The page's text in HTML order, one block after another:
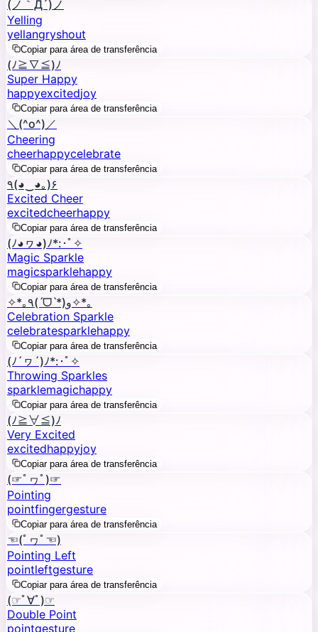
(ノ｀Д´)ノ
Yelling
yellangryshout
Copiar para área de transferência
(ﾉ≧∇≦)ﾉ
Super Happy
happyexcitedjoy
Copiar para área de transferência
＼(^o^)／
Cheering
cheerhappycelebrate
Copiar para área de transferência
٩(◕‿◕｡)۶
Excited Cheer
excitedcheerhappy
Copiar para área de transferência
(ﾉ◕ヮ◕)ﾉ*:･ﾟ✧
Magic Sparkle
magicsparklehappy
Copiar para área de transferência
✧*｡٩(ˊᗜˋ*)و✧*｡
Celebration Sparkle
celebratesparklehappy
Copiar para área de transferência
(ﾉ´ヮ´)ﾉ*:･ﾟ✧
Throwing Sparkles
sparklemagichappy
Copiar para área de transferência
(ﾉ≧∀≦)ﾉ
Very Excited
excitedhappyjoy
Copiar para área de transferência
(☞ﾟヮﾟ)☞
Pointing
pointfingergesture
Copiar para área de transferência
☜(ﾟヮﾟ☜)
Pointing Left
pointleftgesture
Copiar para área de transferência
(☞ﾟ∀ﾟ)☞
Double Point
pointgesture